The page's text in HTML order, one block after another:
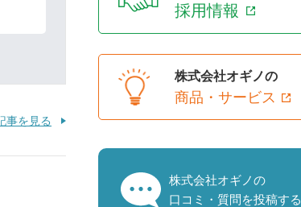
事を見る
採用情報
株式会社オギノの
商品・サービス
株式会社オギノの
口コミ・質問を投稿する